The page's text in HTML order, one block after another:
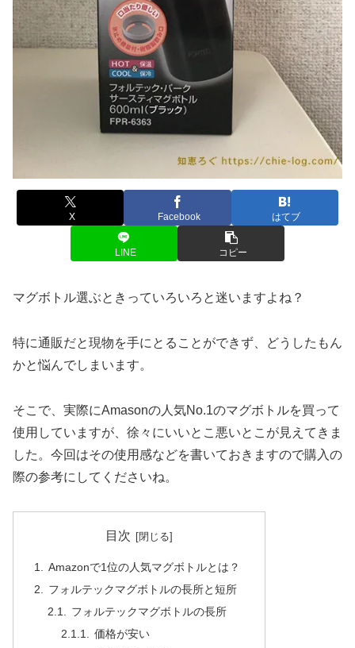
X Facebook はてブ
LINE コピー
マグボトル選ぶときっていろいろと迷いますよね？
特に通販だと現物を手にとることができず、どうしたもん
かと悩んでしまいます。
そこで、実際にAmasonの人気No.1のマグボトルを買って
使用していますが、徐々にいいとこ悪いとこが見えてきま
した。今回はその使用感などを書いておきますので購入の
際の参考にしてくださいね。
目次
Amazonで1位の人気マグボトルとは？
フォルテックマグボトルの長所と短所
フォルテックマグボトルの長所
価格が安い